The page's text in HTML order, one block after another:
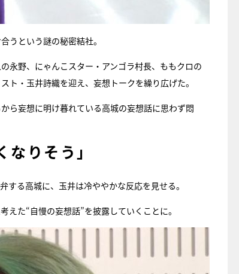
うという謎の秘密結社。
永野、にゃんこスター・アンゴラ村長、ももクロの
・玉井詩織を迎え、妄想トークを繰り広げた。
ら妄想に明け暮れている高城の妄想話に思わず悶
りそう」
る高城に、玉井は冷ややかな反応を見せる。
た“自慢の妄想話”を披露していくことに。